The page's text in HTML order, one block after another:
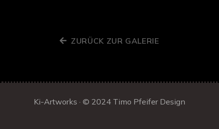
ZURÜCK ZUR GALERIE
Ki-Artworks · © 2024 Timo Pfeifer Design